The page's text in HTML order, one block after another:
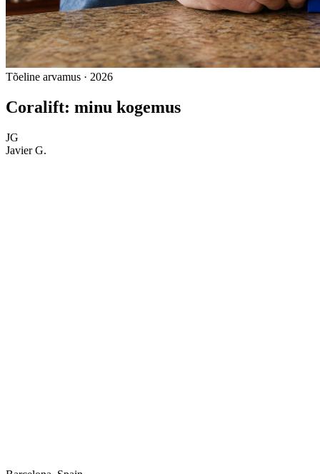
Tõeline arvamus · 2026
Coralift: minu kogemus
JG
Javier G.